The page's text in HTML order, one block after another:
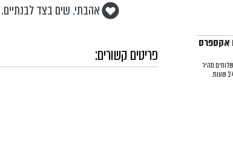
אהבתי. שים בצד לבנתיים.
פריטים קשורים:
אקספרס
מהיר